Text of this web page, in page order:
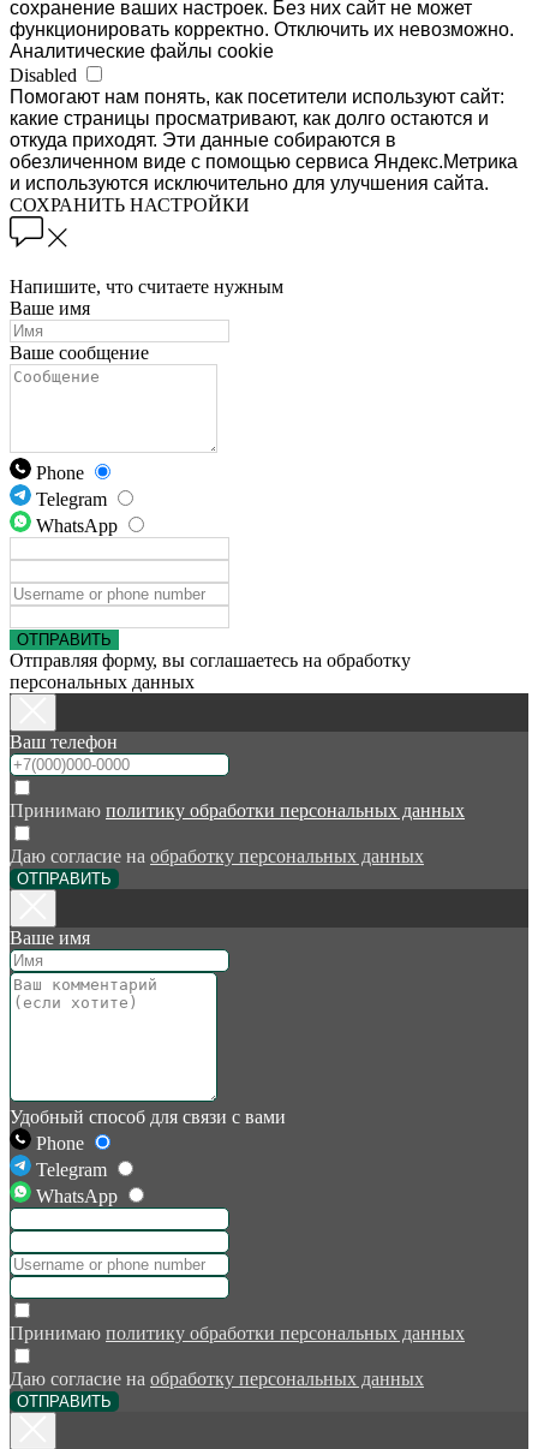
сохранение ваших настроек. Без них сайт не может
функционировать корректно. Отключить их невозможно.
Аналитические файлы cookie
Disabled
Помогают нам понять, как посетители используют сайт:
какие страницы просматривают, как долго остаются и
откуда приходят. Эти данные собираются в
обезличенном виде с помощью сервиса Яндекс.Метрика
и используются исключительно для улучшения сайта.
СОХРАНИТЬ НАСТРОЙКИ
Напишите, что считаете нужным
Ваше имя
Ваше сообщение
Phone
Telegram
WhatsApp
ОТПРАВИТЬ
Отправляя форму, вы соглашаетесь на обработку
персональных данных
Ваш телефон
Принимаю политику обработки персональных данных
Даю согласие на обработку персональных данных
ОТПРАВИТЬ
Ваше имя
Удобный способ для связи с вами
Phone
Telegram
WhatsApp
Принимаю политику обработки персональных данных
Даю согласие на обработку персональных данных
ОТПРАВИТЬ